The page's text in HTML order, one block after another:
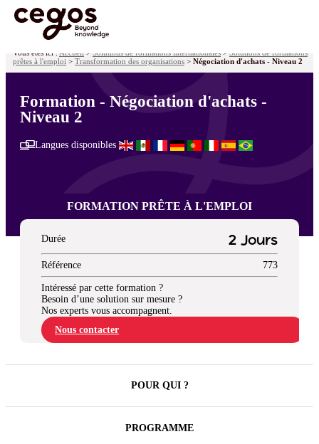
Vous êtes ici : Accueil > Solutions de formations internationales > Solutions de formations
prêtes à l'emploi > Transformation des organisations > Négociation d'achats - Niveau 2
Formation - Négociation d'achats -
Niveau 2
Langues disponibles
FORMATION PRÊTE À L'EMPLOI
Durée 2 Jours
Référence 773
Intéressé par cette formation ?
Besoin d’une solution sur mesure ?
Nos experts vous accompagnent.
Nous contacter
POUR QUI ?
PROGRAMME